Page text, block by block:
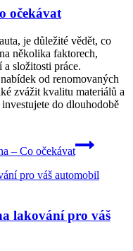
očekávat
je důležité vědět, co
několika faktorech,
složitosti práce.
od renomovaných
zvážit kvalitu materiálů a
do dlouhodobě
– Co očekávat
lakování pro váš